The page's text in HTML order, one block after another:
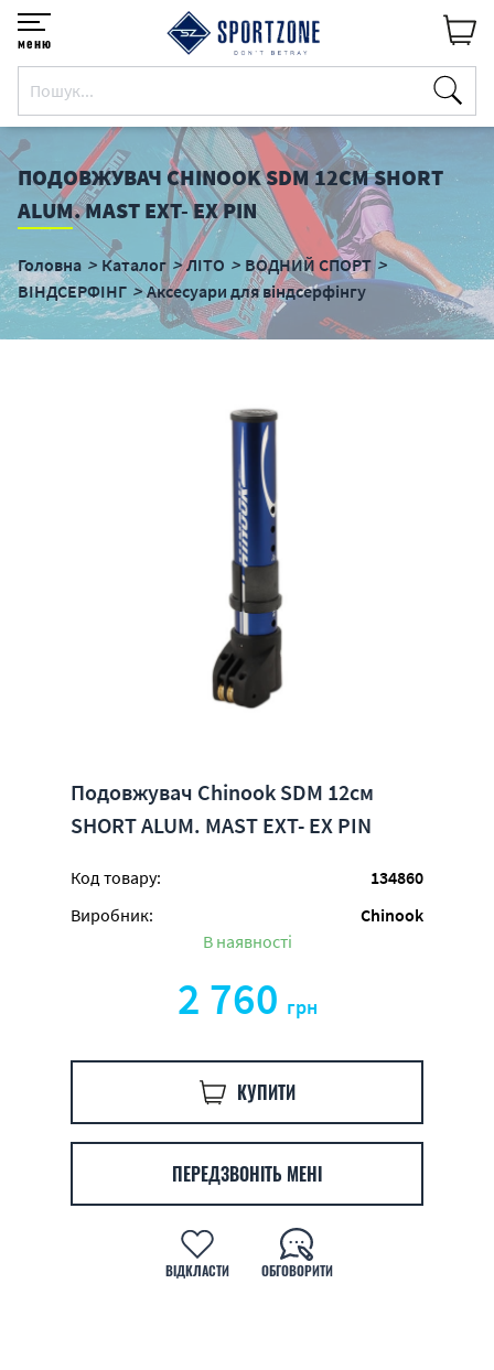
меню
ПОДОВЖУВАЧ CHINOOK SDM 12СМ SHORT
ALUM. MAST EXT- EX PIN
Головна Каталог ЛІТО
ВОДНИЙ СПОРТ
ВІНДСЕРФІНГ
Аксесуари для віндсерфінгу
Подовжувач Chinook SDM 12см
SHORT ALUM. MAST EXT- EX PIN
Код товару:
134860
Виробник:
Chinook
В наявності
2 760 грн
КУПИТИ
ПЕРЕДЗВОНІТЬ МЕНІ
ВІДКЛАСТИ ОБГОВОРИТИ